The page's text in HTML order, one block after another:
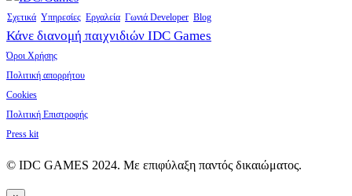
Σχετικά Υπηρεσίες Εργαλεία Γωνιά Developer Blog
Κάνε διανομή παιχνιδιών IDC Games
Όροι Χρήσης
Πολιτική απορρήτου
Cookies
Πολιτική Επιστροφής
Press kit
© IDC GAMES 2024. Με επιφύλαξη παντός δικαιώματος.